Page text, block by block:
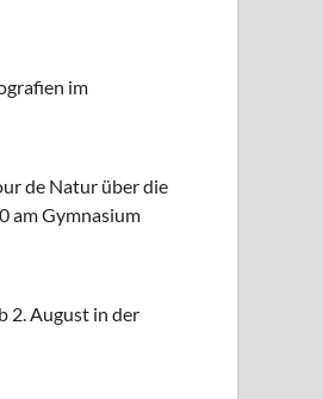
im
de Natur über die
am Gymnasium
2. August in der